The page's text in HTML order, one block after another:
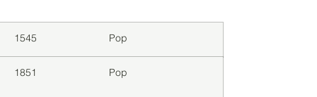
1545 Pop
1851 Pop